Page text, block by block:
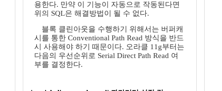
용한다. 만약 이 기능이 자동으로 작동된다면
위의 SQL은 해결방법이 될 수 없다.
블록 클린아웃을 수행하기 위해서는 버퍼캐
시를 통한 Conventional Path Read 방식을 반드
시 사용해야 하기 때문이다. 오라클 11g부터는
다음의 우선순위로 Serial Direct Path Read 여
부를 결정한다.